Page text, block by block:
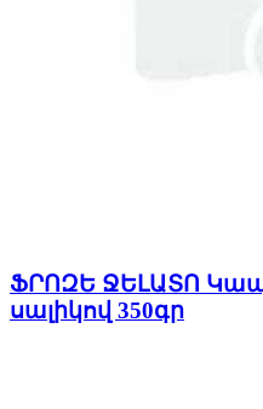
ՖՐՈԶԵ ՋԵԼԱՏՈ
սալիկով 350գր